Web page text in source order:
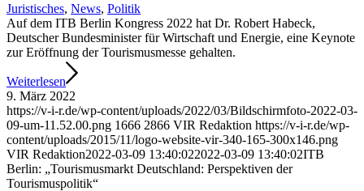
Juristisches, News, Politik
Auf dem ITB Berlin Kongress 2022 hat Dr. Robert Habeck,
Deutscher Bundesminister für Wirtschaft und Energie, eine Keynote
zur Eröffnung der Tourismusmesse gehalten.
Weiterlesen
9. März 2022
https://v-i-r.de/wp-content/uploads/2022/03/Bildschirmfoto-2022-03-
09-um-11.52.00.png 1666 2866 VIR Redaktion https://v-i-r.de/wp-
content/uploads/2015/11/logo-website-vir-340-165-300x146.png
VIR Redaktion2022-03-09 13:40:022022-03-09 13:40:02ITB
Berlin: „Tourismusmarkt Deutschland: Perspektiven der
Tourismuspolitik“